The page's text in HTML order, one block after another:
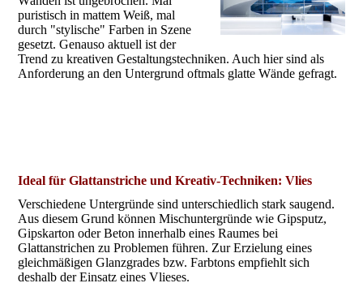
puristisch in mattem Weiß, mal
durch "stylische" Farben in Szene
gesetzt. Genauso aktuell ist der
Trend zu kreativen Gestaltungstechniken. Auch hier sind als
Anforderung an den Untergrund oftmals glatte Wände gefragt.
Ideal für Glattanstriche und Kreativ-Techniken: Vlies
Verschiedene Untergründe sind unterschiedlich stark saugend.
Aus diesem Grund können Mischuntergründe wie Gipsputz,
Gipskarton oder Beton innerhalb eines Raumes bei
Glattanstrichen zu Problemen führen. Zur Erzielung eines
gleichmäßigen Glanzgrades bzw. Farbtons empfiehlt sich
deshalb der Einsatz eines Vlieses.